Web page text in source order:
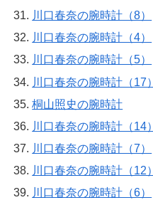
川口春奈の腕時計（8）
川口春奈の腕時計（4）
川口春奈の腕時計（5）
川口春奈の腕時計（17）
桐山照史の腕時計
川口春奈の腕時計（14）
川口春奈の腕時計（7）
川口春奈の腕時計（12）
川口春奈の腕時計（6）